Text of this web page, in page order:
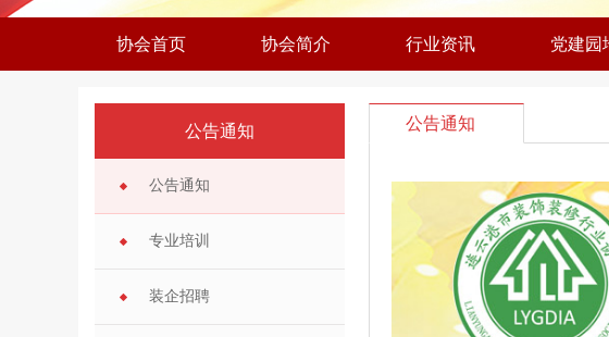
协会首页 协会简介 行业资讯 党建园
公告通知
公告通知
专业培训
装企招聘
公告通知